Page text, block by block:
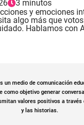
3 minutos
y emociones
algo más que
Hablamos con
un medio de comunicación
como objetivo generar
valores positivos a través
y las historias.